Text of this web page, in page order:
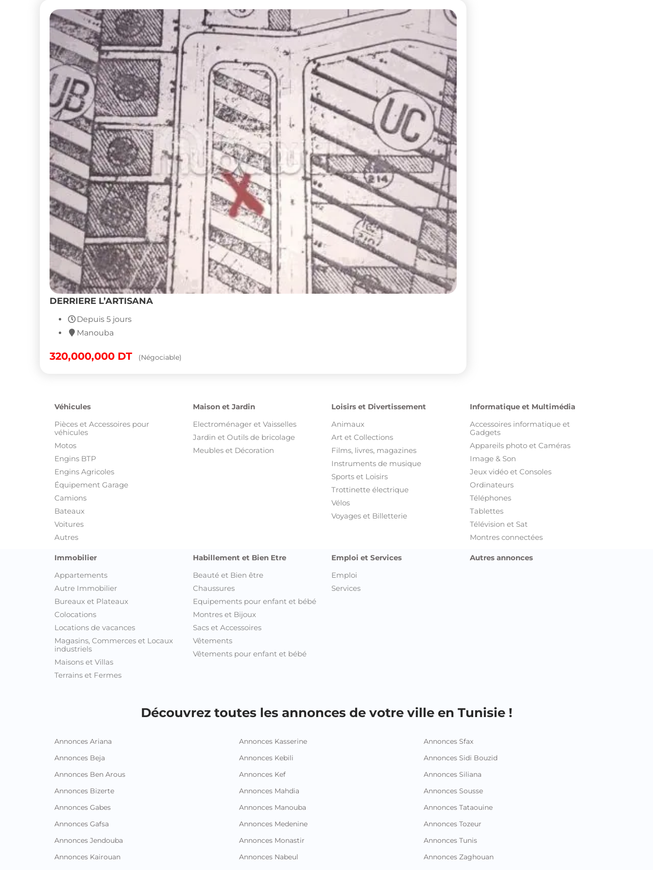
DERRIERE L’ARTISANA
Depuis 5 jours
Manouba
320,000,000 DT (Négociable)
Véhicules
Pièces et Accessoires pour
véhicules
Motos
Engins BTP
Engins Agricoles
Équipement Garage
Camions
Bateaux
Voitures
Autres
Maison et Jardin
Electroménager et Vaisselles
Jardin et Outils de bricolage
Meubles et Décoration
Loisirs et Divertissement
Animaux
Art et Collections
Films, livres, magazines
Instruments de musique
Sports et Loisirs
Trottinette électrique
Vélos
Voyages et Billetterie
Informatique et Multimédia
Accessoires informatique et
Gadgets
Appareils photo et Caméras
Image & Son
Jeux vidéo et Consoles
Ordinateurs
Téléphones
Tablettes
Télévision et Sat
Montres connectées
Immobilier
Appartements
Autre Immobilier
Bureaux et Plateaux
Colocations
Locations de vacances
Magasins, Commerces et Locaux
industriels
Maisons et Villas
Terrains et Fermes
Habillement et Bien Etre
Beauté et Bien être
Chaussures
Equipements pour enfant et bébé
Montres et Bijoux
Sacs et Accessoires
Vêtements
Vêtements pour enfant et bébé
Emploi et Services
Emploi
Services
Autres annonces
Découvrez toutes les annonces de votre ville en Tunisie !
Annonces Ariana
Annonces Beja
Annonces Ben Arous
Annonces Bizerte
Annonces Gabes
Annonces Gafsa
Annonces Jendouba
Annonces Kairouan
Annonces Kasserine
Annonces Kebili
Annonces Kef
Annonces Mahdia
Annonces Manouba
Annonces Medenine
Annonces Monastir
Annonces Nabeul
Annonces Sfax
Annonces Sidi Bouzid
Annonces Siliana
Annonces Sousse
Annonces Tataouine
Annonces Tozeur
Annonces Tunis
Annonces Zaghouan